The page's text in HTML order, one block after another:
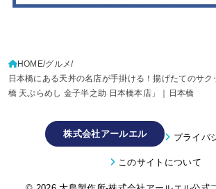
HOME グルメ
日本橋にある天丼の名店が手掛ける！揚げたてのサ
橋 天ぷらめし 金子半之助 日本橋本店」｜日本橋
株式会社アールエル プライバ
このサイトについて